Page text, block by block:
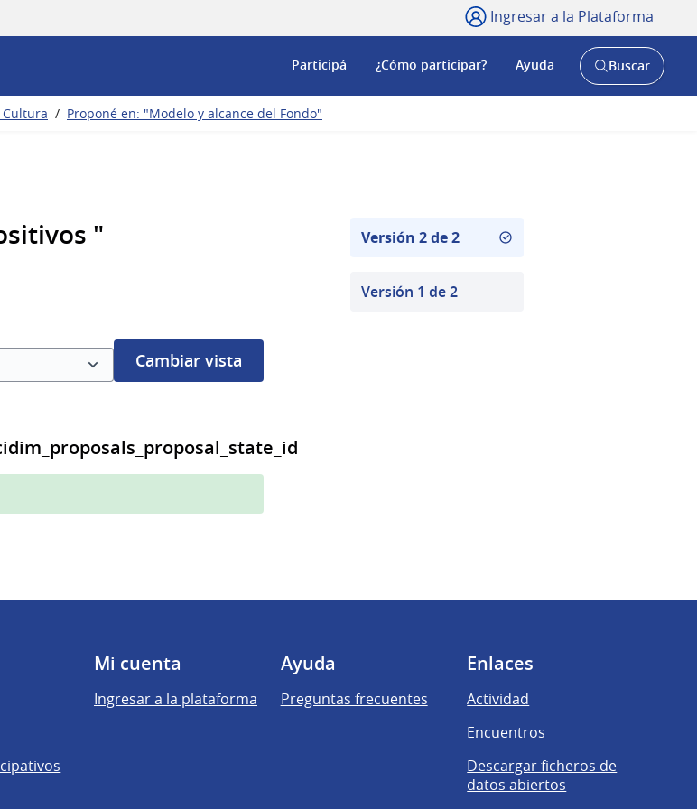
Ingresar a la Plataforma
Participá ¿Cómo participar? Ayuda
AbrirBuscar
/ Proponé en: "Modelo y alcance del Fondo"
"
Cambiar vista
Versión 2 de 2
Versión 1 de 2
Mi cuenta
Ingresar a la plataforma
Ayuda
Preguntas frecuentes
Enlaces
Actividad
Encuentros
Descargar ficheros de
datos abiertos